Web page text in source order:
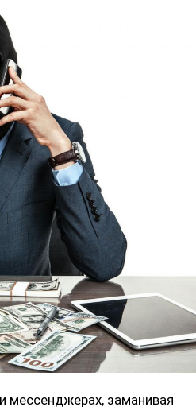
мессенджерах, заманивая